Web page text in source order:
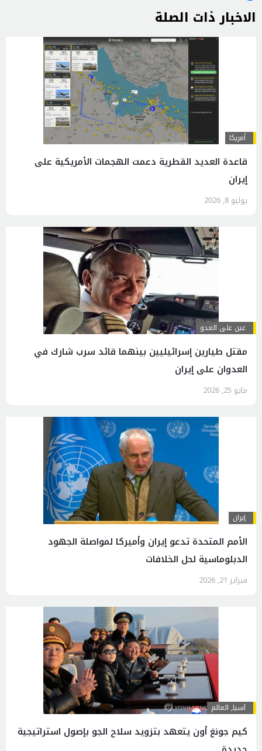
الاخبار ذات الصلة
أمريكا
قاعدة العديد القطرية دعمت الهجمات الأمريكية على
إيران
يوليو 8, 2026
عين على العدو
مقتل طيارين إسرائيليين بينهما قائد سرب شارك في
العدوان على إيران
مايو 25, 2026
إيران
الأمم المتحدة تدعو إيران وأميركا لمواصلة الجهود
الدبلوماسية لحل الخلافات
فبراير 21, 2026
آسیا, العالم
كيم جونغ أون يتعهد بتزويد سلاح الجو بإصول استراتيجية